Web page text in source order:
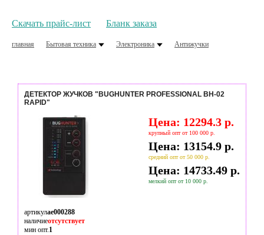
Скачать прайс-лист Бланк заказа
главная Бытовая техника Электроника Антижучки
ДЕТЕКТОР ЖУЧКОВ "BUGHUNTER PROFESSIONAL BH-02
RAPID"
Цена: 12294.3 р.
крупный опт от 100 000 р.
Цена: 13154.9 р.
средний опт от 50 000 р.
Цена: 14733.49 р.
мелкий опт от 10 000 р.
артикулae000288
наличиеотсутствует
мин опт.1